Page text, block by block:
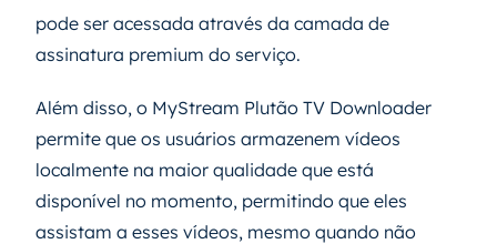
pode ser acessada através da camada de
assinatura premium do serviço.
Além disso, o MyStream Plutão TV Downloader
permite que os usuários armazenem vídeos
localmente na maior qualidade que está
disponível no momento, permitindo que eles
assistam a esses vídeos, mesmo quando não